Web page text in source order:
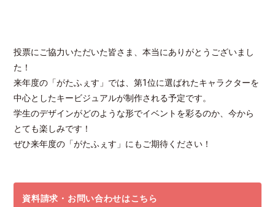
投票にご協力いただいた皆さま、本当にありがとうございまし
た！
来年度の「がたふぇす」では、第1位に選ばれたキャラクターを
中心としたキービジュアルが制作される予定です。
学生のデザインがどのような形でイベントを彩るのか、今から
とても楽しみです！
ぜひ来年度の「がたふぇす」にもご期待ください！
資料請求・お問い合わせはこちら